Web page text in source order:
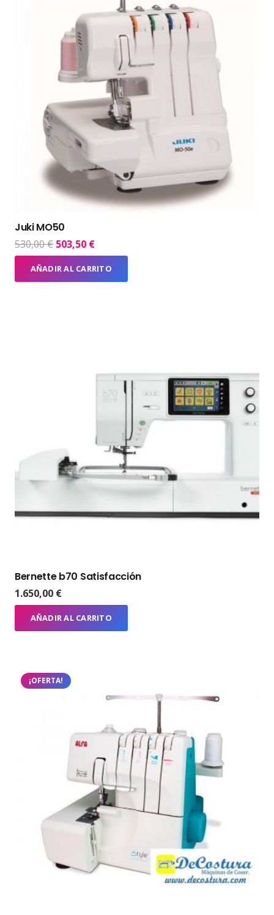
Juki MO50
530,00€ El
precio
original
503,50 €El
precio
actual
AÑADIR AL CARRITO
Bernette b70 Satisfacción
1.650,00 €
AÑADIR AL CARRITO
¡OFERTA!